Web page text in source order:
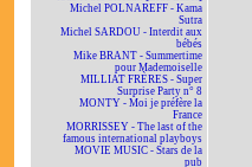
Michel POLNAREFF - Kama
Sutra
Michel SARDOU - Interdit aux
bébés
Mike BRANT - Summertime
pour Mademoiselle
MILLIAT FRÈRES - Super
Surprise Party n° 8
MONTY - Moi je préfère la
France
MORRISSEY - The last of the
famous international playboys
MOVIE MUSIC - Stars de la
pub